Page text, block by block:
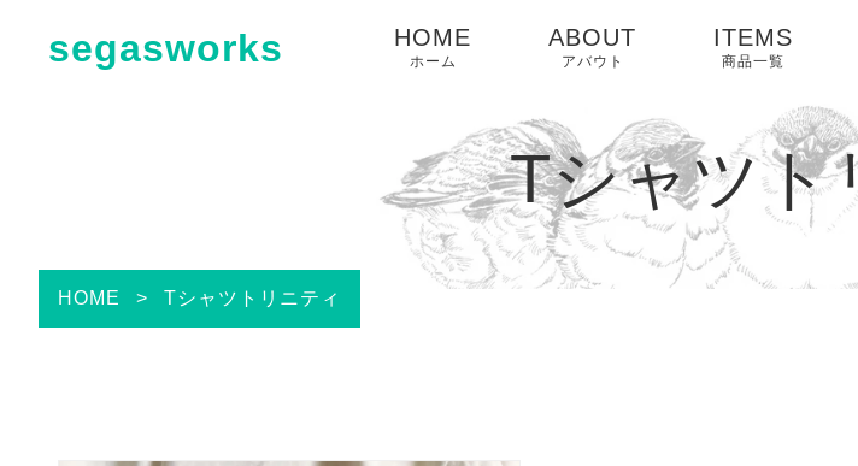
segasworks HOME
ホーム
ABOUT
アバウト
ITEMS
商品一覧
Tシャツト
HOME > Tシャツトリニティ